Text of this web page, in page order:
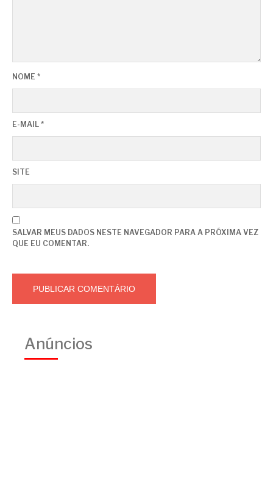
NOME *
E-MAIL *
SITE
SALVAR MEUS DADOS NESTE NAVEGADOR PARA A PRÓXIMA VEZ
QUE EU COMENTAR.
Anúncios